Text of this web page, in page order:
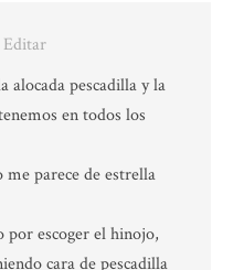
Editar
alocada pescadilla y la
en todos los
parece de estrella
escoger el hinojo,
cara de pescadilla